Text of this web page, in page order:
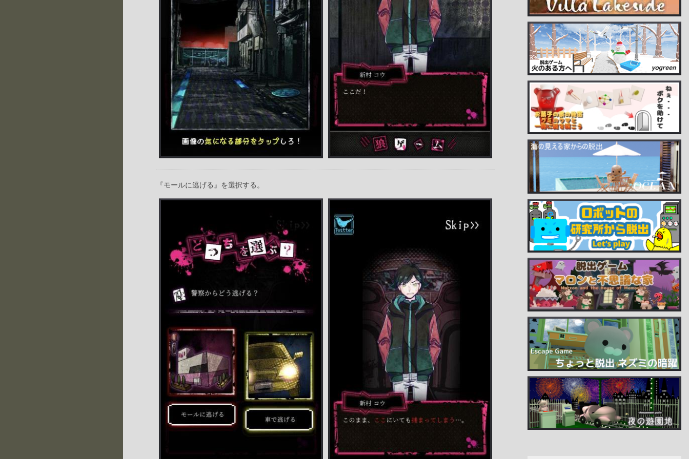
『モールに逃げる』を選択する。